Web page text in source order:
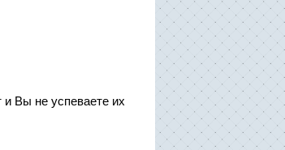
Вы не успеваете их